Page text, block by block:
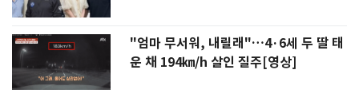
"엄마 무서워, 내릴래"…4·6세 두 딸 태
운 채 194㎞/h 살인 질주[영상]